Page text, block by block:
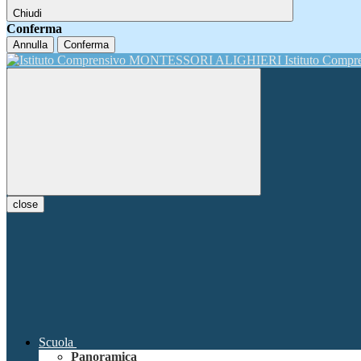
Chiudi
Conferma
Annulla Conferma
Istituto
close
Scuola
Panoramica